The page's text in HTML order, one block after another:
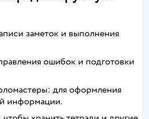
заметок и выполнения
ошибок и подготовки
для оформления
информации.